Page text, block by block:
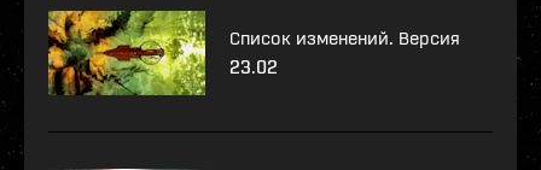
Список изменений. Версия
23.02